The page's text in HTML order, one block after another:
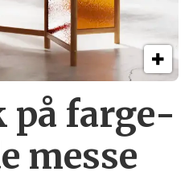
på farge­
messe